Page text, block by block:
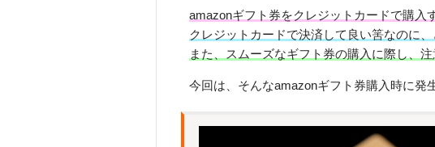
amazonギフト券をクレジットカードで購入
クレジットカードで決済して良い筈なのに
また、スムーズなギフト券の購入に際し、
今回は、そんなamazonギフト券購入時に発